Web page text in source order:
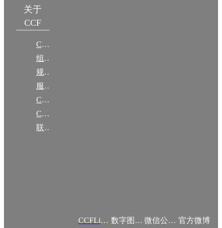
关于
CCF
CCF简介
组织机构
规章
服务项目
CCF大事记
CCF创建60周年
联系我们
CCFLink APP 数字图书馆 微信公众号 官方微博